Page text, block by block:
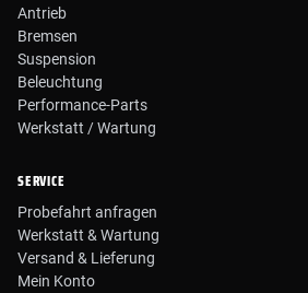
Antrieb
Bremsen
Suspension
Beleuchtung
Performance-Parts
Werkstatt / Wartung
SERVICE
Probefahrt anfragen
Werkstatt & Wartung
Versand & Lieferung
Mein Konto